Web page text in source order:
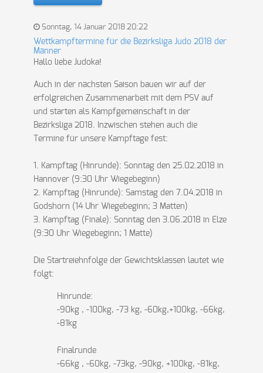
Sonntag, 14 Januar 2018 20:22
Wettkampftermine für die Bezirksliga Judo 2018 der
Männer
Hallo liebe Judoka!
Auch in der nächsten Saison bauen wir auf der
erfolgreichen Zusammenarbeit mit dem PSV auf
und starten als Kampfgemeinschaft in der
Bezirksliga 2018. Inzwischen stehen auch die
Termine für unsere Kampftage fest:
1. Kampftag (Hinrunde): Sonntag den 25.02.2018 in
Hannover (9:30 Uhr Wiegebeginn)
2. Kampftag (Hinrunde): Samstag den 7.04.2018 in
Godshorn (14 Uhr Wiegebeginn; 3 Matten)
3. Kampftag (Finale): Sonntag den 3.06.2018 in Elze
(9:30 Uhr Wiegebeginn; 1 Matte)
Die Startreiehnfolge der Gewichtsklassen lautet wie
folgt:
Hinrunde:
-90kg , -100kg, -73 kg, -60kg,+100kg, -66kg,
-81kg
Finalrunde
-66kg , -60kg, -73kg, -90kg, +100kg, -81kg,